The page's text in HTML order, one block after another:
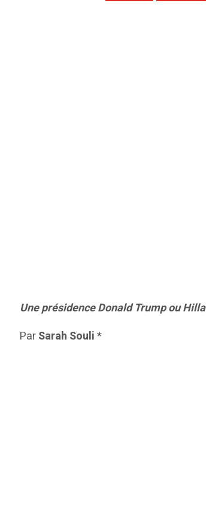
Une présidence Donald Trump ou
ParSarah Souli*